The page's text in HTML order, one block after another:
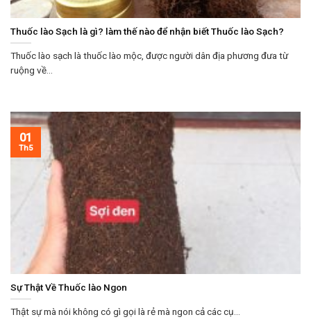
Thuốc lào Sạch là gì? làm thế nào để nhận biết Thuốc lào Sạch?
Thuốc lào sạch là thuốc lào mộc, được người dân địa phương đưa từ
ruộng về...
Sự Thật Về Thuốc lào Ngon
Thật sự mà nói không có gì gọi là rẻ mà ngon cả các cụ...
01
Th5